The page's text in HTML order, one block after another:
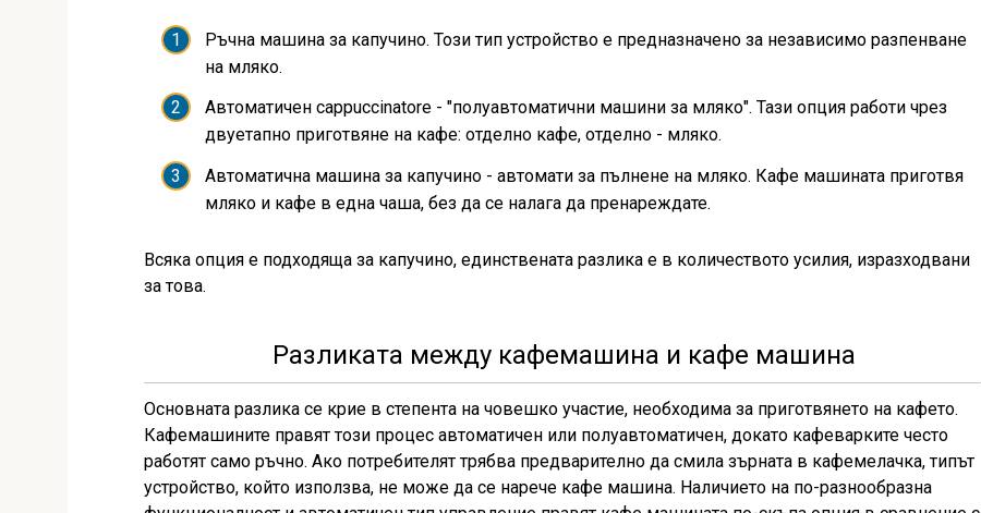
Ръчна машина за капучино. Този тип устройство е предназначено за независимо разпенване
на мляко.
Автоматичен cappuccinatore - "полуавтоматични машини за мляко". Тази опция работи чрез
двуетапно приготвяне на кафе: отделно кафе, отделно - мляко.
Автоматична машина за капучино - автомати за пълнене на мляко. Кафе машината приготвя
мляко и кафе в една чаша, без да се налага да пренареждате.
Всяка опция е подходяща за капучино, единствената разлика е в количеството усилия, изразходвани
за това.
Разликата между кафемашина и кафе машина
Основната разлика се крие в степента на човешко участие, необходима за приготвянето на кафето.
Кафемашините правят този процес автоматичен или полуавтоматичен, докато кафеварките често
работят само ръчно. Ако потребителят трябва предварително да смила зърната в кафемелачка, типът
устройство, който използва, не може да се нарече кафе машина. Наличието на по-разнообразна